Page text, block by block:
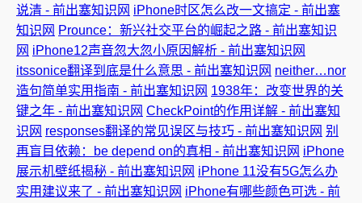
说清 - 前出塞知识网 iPhone时区怎么改一文搞定 - 前出塞
知识网 Prounce：新兴社交平台的崛起之路 - 前出塞知识
网 iPhone12声音忽大忽小原因解析 - 前出塞知识网
itssonice翻译到底是什么意思 - 前出塞知识网 neither…nor
造句简单实用指南 - 前出塞知识网 1938年：改变世界的关
键之年 - 前出塞知识网 CheckPoint的作用详解 - 前出塞知
识网 responses翻译的常见误区与技巧 - 前出塞知识网 别
再盲目依赖：be depend on的真相 - 前出塞知识网 iPhone
展示机壁纸揭秘 - 前出塞知识网 iPhone 11没有5G怎么办
实用建议来了 - 前出塞知识网 iPhone有哪些颜色可选 - 前